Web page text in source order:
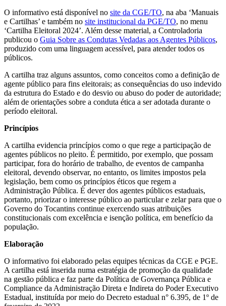
O informativo está disponível no site da CGE/TO, na aba ‘Manuais
e Cartilhas’ e também no site institucional da PGE/TO, no menu
‘Cartilha Eleitoral 2024’. Além desse material, a Controladoria
publicou o Guia Sobre as Condutas Vedadas aos Agentes Públicos,
produzido com uma linguagem acessível, para atender todos os
públicos.
A cartilha traz alguns assuntos, como conceitos como a definição de
agente público para fins eleitorais; as consequências do uso indevido
da estrutura do Estado e do desvio ou abuso do poder de autoridade;
além de orientações sobre a conduta ética a ser adotada durante o
período eleitoral.
Princípios
A cartilha evidencia princípios como o que rege a participação de
agentes públicos no pleito. É permitido, por exemplo, que possam
participar, fora do horário de trabalho, de eventos de campanha
eleitoral, devendo observar, no entanto, os limites impostos pela
legislação, bem como os princípios éticos que regem a
Administração Pública. É dever dos agentes públicos estaduais,
portanto, priorizar o interesse público ao particular e zelar para que o
Governo do Tocantins continue exercendo suas atribuições
constitucionais com excelência e isenção política, em benefício da
população.
Elaboração
O informativo foi elaborado pelas equipes técnicas da CGE e PGE.
A cartilha está inserida numa estratégia de promoção da qualidade
na gestão pública e faz parte da Política de Governança Pública e
Compliance da Administração Direta e Indireta do Poder Executivo
Estadual, instituída por meio do Decreto estadual n° 6.395, de 1º de